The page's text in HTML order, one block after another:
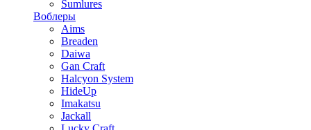
Sumlures
Воблеры
Aims
Breaden
Daiwa
Gan Craft
Halcyon System
HideUp
Imakatsu
Jackall